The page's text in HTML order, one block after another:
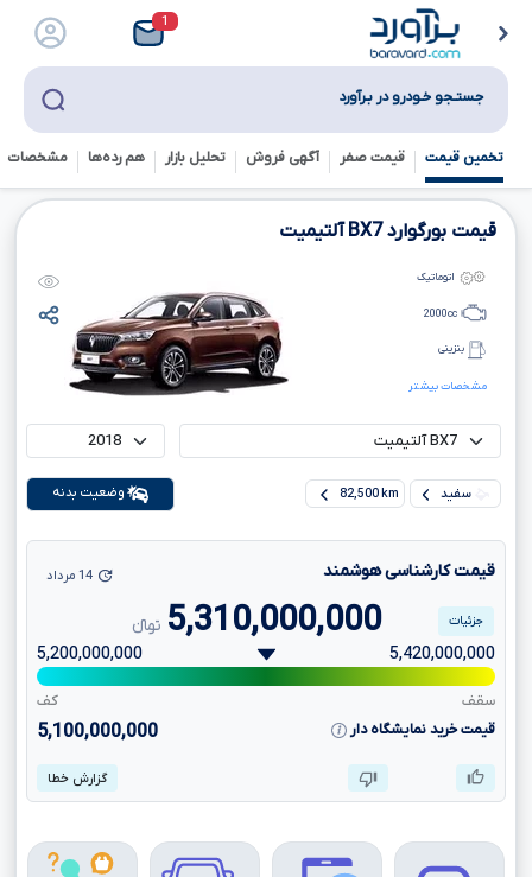
1
جستـجو خـودرو در بـرآورد
تخمین قیمت قیمت صفر آگهی فروش تحلیل بازار هم رده‌ها‌ مشخصات
قیمت بورگواردBX7آلتیمیت
مشخصات بیشتر
اتوماتیک
2000cc
بنزینی
سفید 82,500 km وضعیت بدنه
قیمت کارشناسی هوشمند
5,310,000,000 تومانءءء
14 مرداد
جزئیات
5,420,000,000
5,200,000,000
سقف
کف
قیمت خرید نمایشگاه دار
5,100,000,000
گزارش خطا